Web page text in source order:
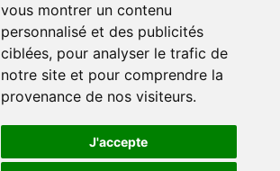
vous montrer un contenu
personnalisé et des publicités
ciblées, pour analyser le trafic de
notre site et pour comprendre la
provenance de nos visiteurs.
J'accepte